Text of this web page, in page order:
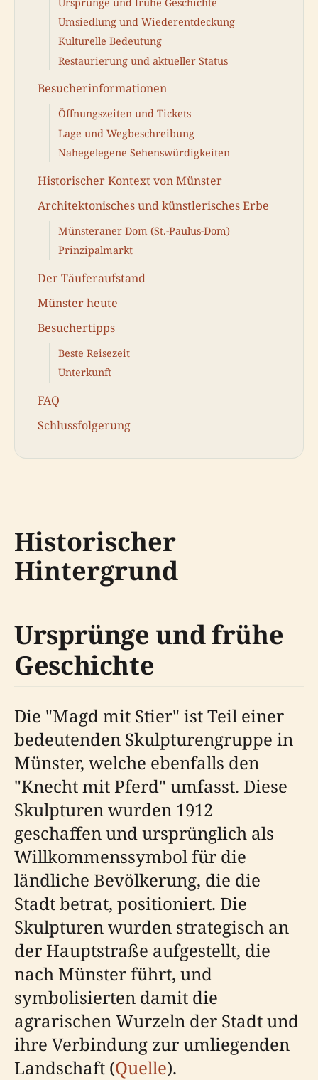
Umsiedlung und Wiederentdeckung
Kulturelle Bedeutung
Restaurierung und aktueller Status
Besucherinformationen
Öffnungszeiten und Tickets
Lage und Wegbeschreibung
Nahegelegene Sehenswürdigkeiten
Historischer Kontext von Münster
Architektonisches und künstlerisches Erbe
Münsteraner Dom (St.-Paulus-Dom)
Prinzipalmarkt
Der Täuferaufstand
Münster heute
Besuchertipps
Beste Reisezeit
Unterkunft
FAQ
Schlussfolgerung
Historischer
Hintergrund
Ursprünge und frühe
Geschichte
Die "Magd mit Stier" ist Teil einer
bedeutenden Skulpturengruppe in
Münster, welche ebenfalls den
"Knecht mit Pferd" umfasst. Diese
Skulpturen wurden 1912
geschaffen und ursprünglich als
Willkommenssymbol für die
ländliche Bevölkerung, die die
Stadt betrat, positioniert. Die
Skulpturen wurden strategisch an
der Hauptstraße aufgestellt, die
nach Münster führt, und
symbolisierten damit die
agrarischen Wurzeln der Stadt und
ihre Verbindung zur umliegenden
Landschaft (Quelle).